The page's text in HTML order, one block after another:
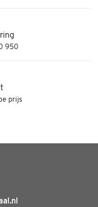
950
prijs